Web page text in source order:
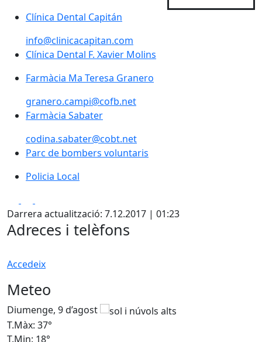
Clínica Dental Capitán
Clínica Dental Capitán
info@clinicacapitan.com
Clínica Dental F. Xavier Molins
Farmàcia Ma Teresa Granero
granero.campi@cofb.net
Farmàcia Sabater
codina.sabater@cobt.net
Parc de bombers voluntaris
Parc de bombers voluntaris
Policia Local
Policia Local
Darrera actualització: 7.12.2017 | 01:23
Adreces i telèfons
Accedeix
Meteo
Diumenge, 9 d’agost
T.Màx: 37°
T.Min: 18°